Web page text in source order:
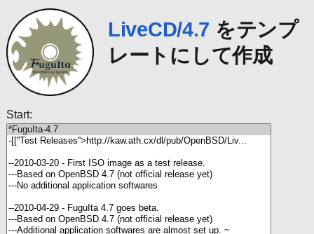
LiveCD/4.7 をテンプ
レートにして作成
Start: